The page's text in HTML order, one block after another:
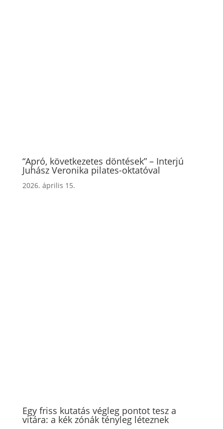
“Apró, következetes döntések” – Interjú
Juhász Veronika pilates-oktatóval
2026. április 15.
Egy friss kutatás végleg pontot tesz a
vitára: a kék zónák tényleg léteznek